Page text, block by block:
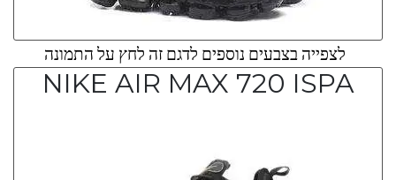
לצפייה בצבעים נוספים לדגם זה לחץ על התמונה
NIKE AIR MAX 720 ISPA